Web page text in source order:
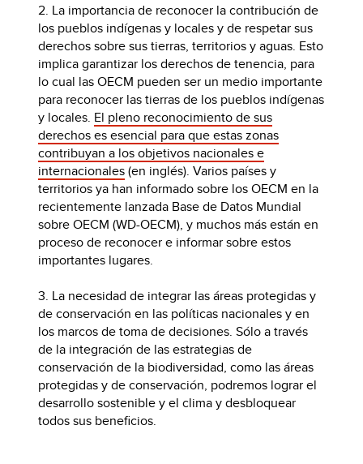
2. La importancia de reconocer la contribución de
los pueblos indígenas y locales y de respetar sus
derechos sobre sus tierras, territorios y aguas. Esto
implica garantizar los derechos de tenencia, para
lo cual las OECM pueden ser un medio importante
para reconocer las tierras de los pueblos indígenas
y locales. El pleno reconocimiento de sus
derechos es esencial para que estas zonas
contribuyan a los objetivos nacionales e
internacionales(en inglés). Varios países y
territorios ya han informado sobre los OECM en la
recientemente lanzada Base de Datos Mundial
sobre OECM (WD-OECM), y muchos más están en
proceso de reconocer e informar sobre estos
importantes lugares.
3. La necesidad de integrar las áreas protegidas y
de conservación en las políticas nacionales y en
los marcos de toma de decisiones. Sólo a través
de la integración de las estrategias de
conservación de la biodiversidad, como las áreas
protegidas y de conservación, podremos lograr el
desarrollo sostenible y el clima y desbloquear
todos sus beneficios.